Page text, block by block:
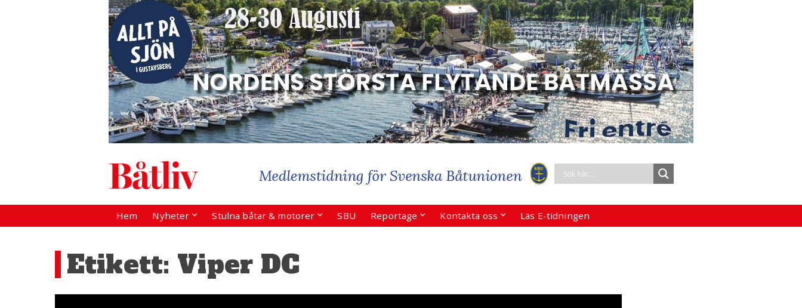
Hem Nyheter Stulna båtar & motorer SBU Reportage Kontakta oss Läs E-tidningen
Etikett: Viper DC